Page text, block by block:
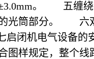
。 五缠绕
光筒部分。 六
闭机电气设备的
图样规定，整个